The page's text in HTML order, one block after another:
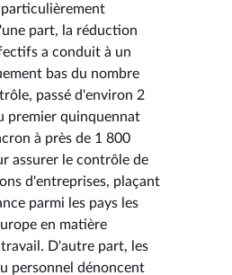
part, la réduction
a conduit à un
bas du nombre
passé d'environ 2
premier quinquennat
à près de 1 800
assurer le contrôle de
d'entreprises, plaçant
parmi les pays les
en matière
D'autre part, les
personnel dénoncent